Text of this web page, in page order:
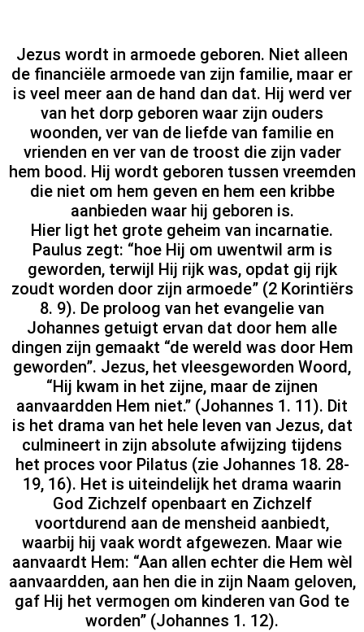
Jezus wordt in armoede geboren. Niet alleen
de financiële armoede van zijn familie, maar er
is veel meer aan de hand dan dat. Hij werd ver
van het dorp geboren waar zijn ouders
woonden, ver van de liefde van familie en
vrienden en ver van de troost die zijn vader
hem bood. Hij wordt geboren tussen vreemden
die niet om hem geven en hem een ​​kribbe
aanbieden waar hij geboren is.
Hier ligt het grote geheim van incarnatie.
Paulus zegt: “hoe Hij om uwentwil arm is
geworden, terwijl Hij rijk was, opdat gij rijk
zoudt worden door zijn armoede” (2 Korintiërs
8. 9). De proloog van het evangelie van
Johannes getuigt ervan dat door hem alle
dingen zijn gemaakt “de wereld was door Hem
geworden”. Jezus, het vleesgeworden Woord,
“Hij kwam in het zijne, maar de zijnen
aanvaardden Hem niet.” (Johannes 1. 11). Dit
is het drama van het hele leven van Jezus, dat
culmineert in zijn absolute afwijzing tijdens
het proces voor Pilatus (zie Johannes 18. 28-
19, 16). Het is uiteindelijk het drama waarin
God Zichzelf openbaart en Zichzelf
voortdurend aan de mensheid aanbiedt,
waarbij hij vaak wordt afgewezen. Maar wie
aanvaardt Hem: “Aan allen echter die Hem wèl
aanvaardden, aan hen die in zijn Naam geloven,
gaf Hij het vermogen om kinderen van God te
worden” (Johannes 1. 12).